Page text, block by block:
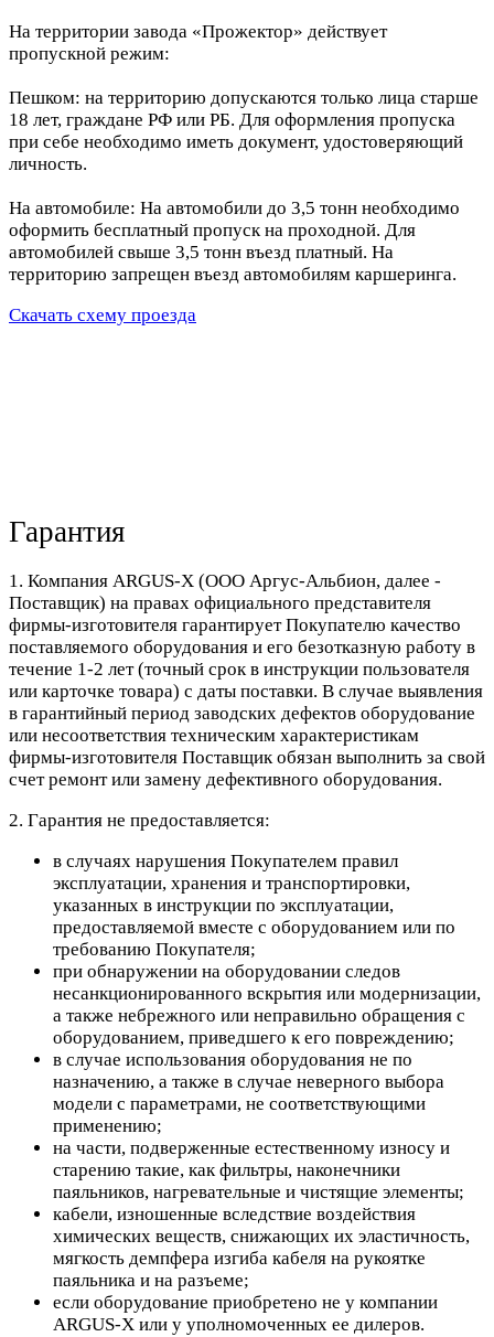
На территории завода «Прожектор» действует
пропускной режим:
Пешком: на территорию допускаются только лица старше
18 лет, граждане РФ или РБ. Для оформления пропуска
при себе необходимо иметь документ, удостоверяющий
личность.
На автомобиле: На автомобили до 3,5 тонн необходимо
оформить бесплатный пропуск на проходной. Для
автомобилей свыше 3,5 тонн въезд платный. На
территорию запрещен въезд автомобилям каршеринга.
Скачать схему проезда
Гарантия
1. Компания ARGUS-X (ООО Аргус-Альбион, далее -
Поставщик) на правах официального представителя
фирмы-изготовителя гарантирует Покупателю качество
поставляемого оборудования и его безотказную работу в
течение 1-2 лет (точный срок в инструкции пользователя
или карточке товара) с даты поставки. В случае выявления
в гарантийный период заводских дефектов оборудование
или несоответствия техническим характеристикам
фирмы-изготовителя Поставщик обязан выполнить за свой
счет ремонт или замену дефективного оборудования.
2. Гарантия не предоставляется:
в случаях нарушения Покупателем правил
эксплуатации, хранения и транспортировки,
указанных в инструкции по эксплуатации,
предоставляемой вместе с оборудованием или по
требованию Покупателя;
при обнаружении на оборудовании следов
несанкционированного вскрытия или модернизации,
а также небрежного или неправильно обращения с
оборудованием, приведшего к его повреждению;
в случае использования оборудования не по
назначению, а также в случае неверного выбора
модели с параметрами, не соответствующими
применению;
на части, подверженные естественному износу и
старению такие, как фильтры, наконечники
паяльников, нагревательные и чистящие элементы;
кабели, изношенные вследствие воздействия
химических веществ, снижающих их эластичность,
мягкость демпфера изгиба кабеля на рукоятке
паяльника и на разъеме;
если оборудование приобретено не у компании
ARGUS-X или у уполномоченных ее дилеров.